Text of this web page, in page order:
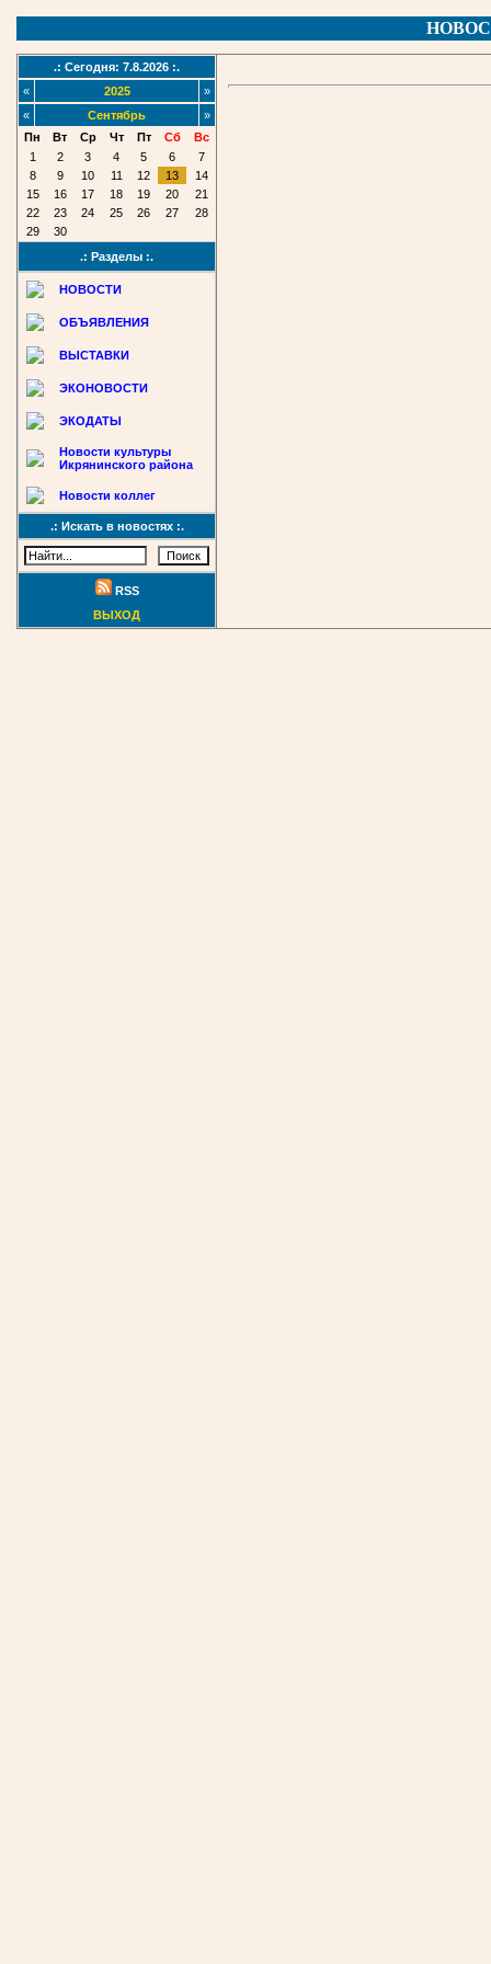
.: Сегодня: 7.8.2026 :.
«
2025
»
«
Сентябрь
»
Пн
Вт Ср Чт Пт Сб
Вс
1
2 3 4 5 6
7
8
9 10 11 12 13
14
15
16 17 18 19 20
21
22
23 24 25 26 27
28
29
30
.: Разделы :.
НОВОСТИ
ОБЪЯВЛЕНИЯ
ВЫСТАВКИ
ЭКОНОВОСТИ
ЭКОДАТЫ
Новости культуры
Икрянинского района
Новости коллег
.: Искать в новостях :.
RSS
ВЫХОД